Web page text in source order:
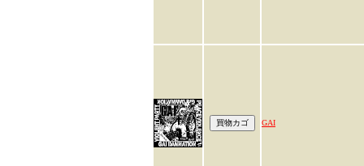
GAI